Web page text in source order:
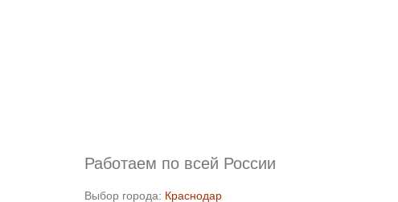
Работаем по всей России
Выбор города: Краснодар